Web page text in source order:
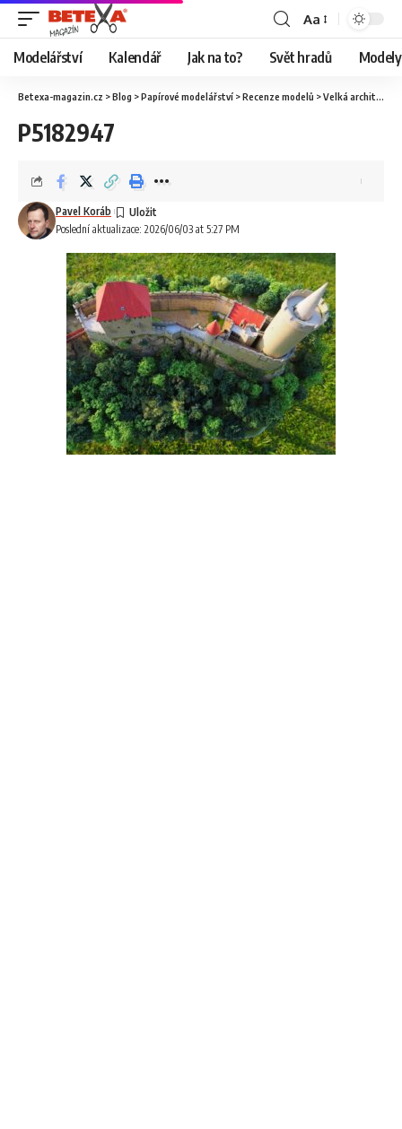
Aa
Modelářství Kalendář Jak na to? Svět hradů
Betexa-magazin.cz >Blog >Papírové modelářství >Recenze modelů >Velká architektura
P5182947
Poslední aktualizace: 2026/06/03 at 5:27 PM
Pavel Koráb